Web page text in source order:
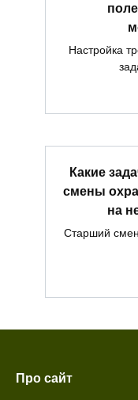
Настройка
Какие
смены
на
Старший
Про сайт